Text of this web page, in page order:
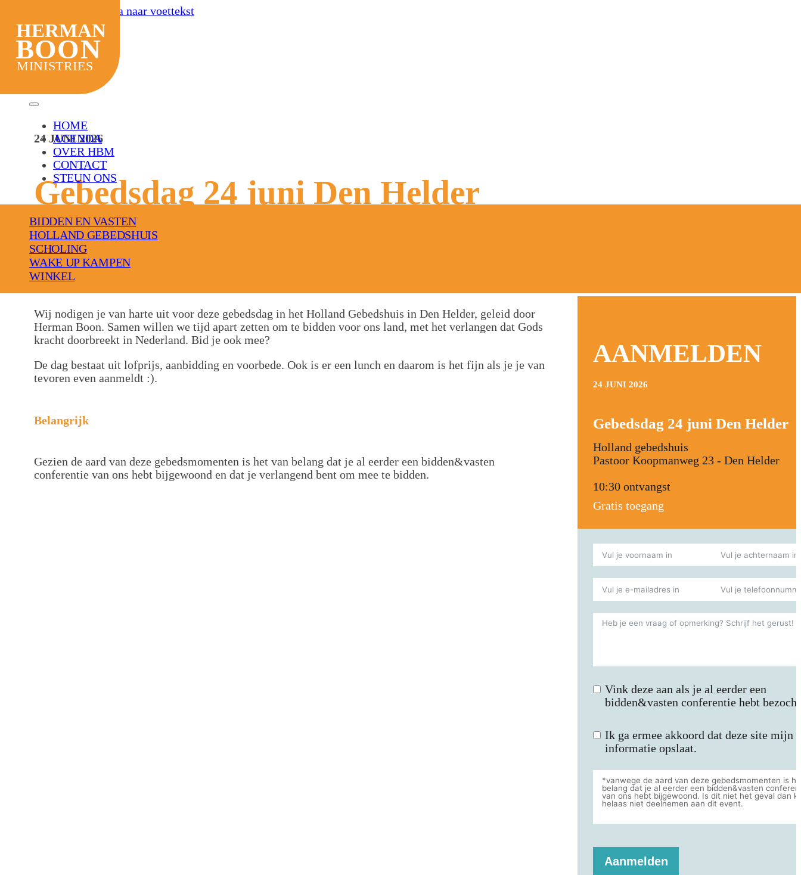
Ga naar voettekst
MINISTRIES
BOON
HERMAN
AGENDA
OVER HBM
CONTACT
HOME
AGENDA
OVER HBM
CONTACT
STEUN ONS
BIDDEN EN VASTEN
HOLLAND GEBEDSHUIS
SCHOLING
WAKE UP KAMPEN
WINKEL
24 JUNI 2026
Gebedsdag 24 juni Den Helder
Wij nodigen je van harte uit voor deze gebedsdag in het Holland Gebedshuis in Den Helder, geleid door
Herman Boon. Samen willen we tijd apart zetten om te bidden voor ons land, met het verlangen dat Gods
kracht doorbreekt in Nederland. Bid je ook mee?
De dag bestaat uit lofprijs, aanbidding en voorbede. Ook is er een lunch en daarom is het fijn als je je van
tevoren even aanmeldt :).
Belangrijk
Gezien de aard van deze gebedsmomenten is het van belang dat je al eerder een bidden&vasten
conferentie van ons hebt bijgewoond en dat je verlangend bent om mee te bidden.
AANMELDEN
24 JUNI 2026
Gebedsdag 24 juni Den Helder
Holland gebedshuis
Pastoor Koopmanweg 23 - Den Helder
10:30 ontvangst
Gratis toegang
Vink deze aan als je al eerder een
bidden&vasten conferentie hebt
Ik ga ermee akkoord dat deze site mijn
informatie opslaat.
Aanmelden